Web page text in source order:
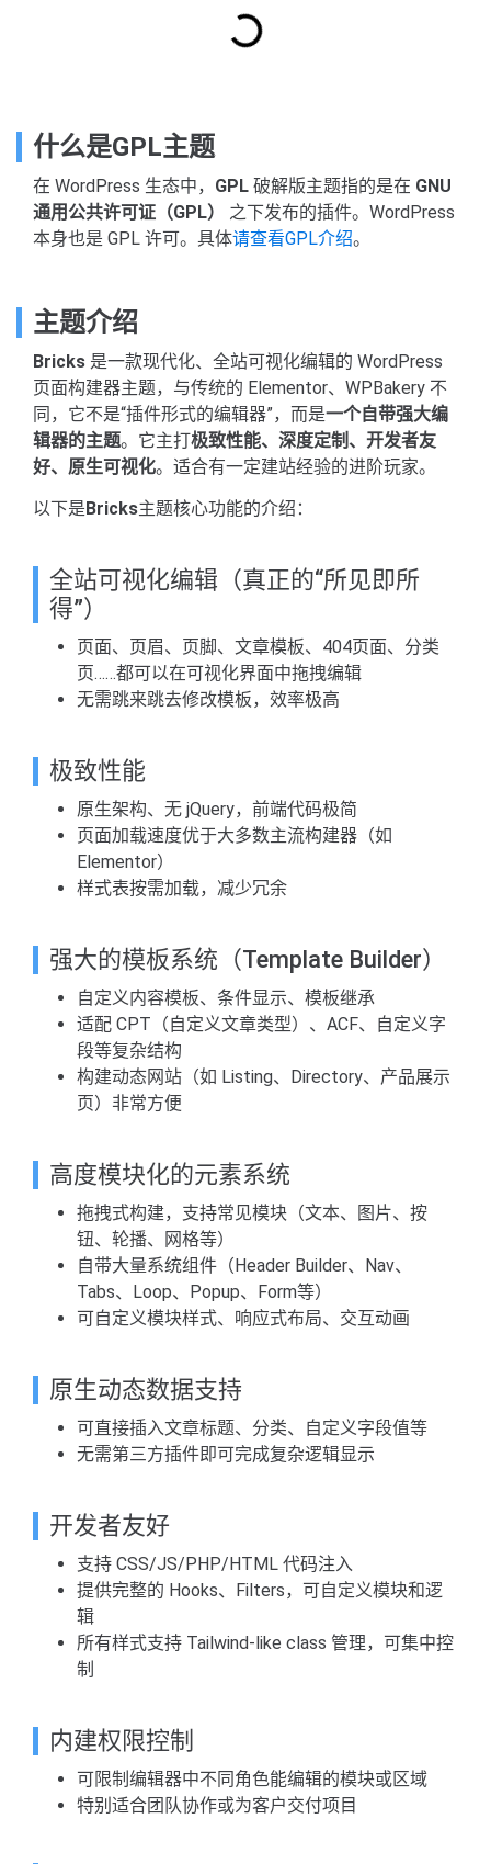
什么是GPL主题
在 WordPress 生态中， GPL 破解版主题指的是在 GNU
通用公共许可证（GPL）
之下发布的插件。WordPress
本身也是 GPL 许可。具体请查看GPL介绍。
主题介绍
Bricks 是一款现代化、全站可视化编辑的 WordPress
页面构建器主题，与传统的 Elementor、WPBakery 不
同，它不是“插件形式的编辑器”，而是一个自带强大编
辑器的主题。它主打极致性能、深度定制、开发者友
好、原生可视化。适合有一定建站经验的进阶玩家。
以下是 Bricks主题核心功能的介绍：
全站可视化编辑（真正的“所见即所
得”）
页面、页眉、页脚、文章模板、404页面、分类
页……都可以在可视化界面中拖拽编辑
无需跳来跳去修改模板，效率极高
极致性能
原生架构、无 jQuery，前端代码极简
页面加载速度优于大多数主流构建器（如
Elementor）
样式表按需加载，减少冗余
强大的模板系统（Template Builder）
自定义内容模板、条件显示、模板继承
适配 CPT（自定义文章类型）、ACF、自定义字
段等复杂结构
构建动态网站（如 Listing、Directory、产品展示
页）非常方便
高度模块化的元素系统
拖拽式构建，支持常见模块（文本、图片、按
钮、轮播、网格等）
自带大量系统组件（Header Builder、Nav、
Tabs、Loop、Popup、Form等）
可自定义模块样式、响应式布局、交互动画
原生动态数据支持
可直接插入文章标题、分类、自定义字段值等
无需第三方插件即可完成复杂逻辑显示
开发者友好
支持 CSS/JS/PHP/HTML 代码注入
提供完整的 Hooks、Filters，可自定义模块和逻
辑
所有样式支持 Tailwind-like class 管理，可集中控
制
内建权限控制
可限制编辑器中不同角色能编辑的模块或区域
特别适合团队协作或为客户交付项目